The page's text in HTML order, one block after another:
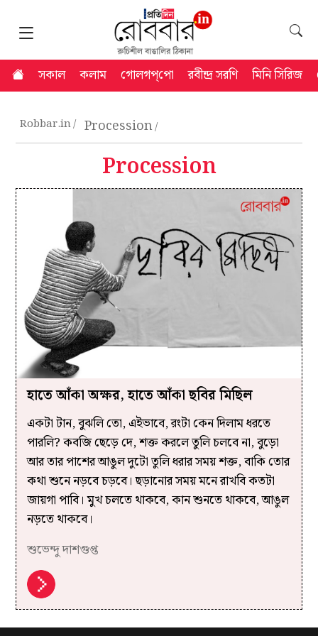
সকাল কলাম গোলগপ্‌পো রবীন্দ্র সরণি মিনি সিরিজ
Robbar.in Procession
Procession
হাতে আঁকা অক্ষর, হাতে আঁকা ছবির মিছিল
একটা টান, বুঝলি তো, এইভাবে, রংটা কেন দিলাম ধরতে
পারলি? কবজি ছেড়ে দে, শক্ত করলে তুলি চলবে না, বুড়ো
আর তার পাশের আঙুল দুটো তুলি ধরার সময় শক্ত, বাকি তোর
কথা শুনে নড়বে চড়বে। ছড়ানোর সময় মনে রাখবি কতটা
জায়গা পাবি। মুখ চলতে থাকবে, কান শুনতে থাকবে, আঙুল
নড়তে থাকবে।
শুভেন্দু দাশগুপ্ত